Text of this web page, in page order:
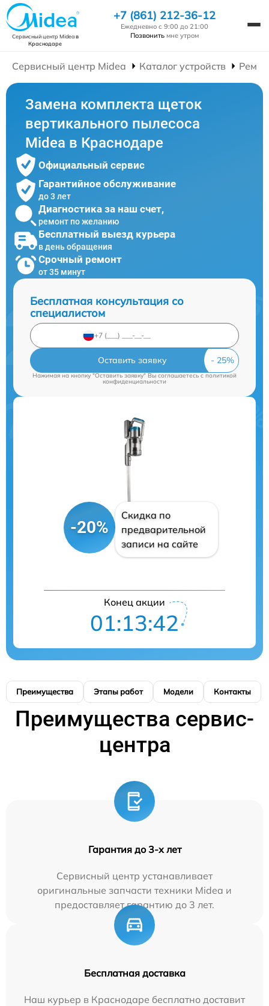
Сервисный центр Mideaв
Краснодаре
+7 (861) 212-36-12
Ежедневно с 9:00 до 21:00
Позвонить мне утром
Сервисный центр Midea Каталог устройств
Замена комплекта щеток
вертикального пылесоса
Midea в Краснодаре
Официальный сервис
Гарантийное обслуживание
до 3 лет
Диагностика за наш счет,
ремонт по желанию
Бесплатный выезд курьера
в день обращения
Срочный ремонт
от 35 минут
Бесплатная консультация со
специалистом
Оставить заявку
Нажимая на кнопку "Оставить заявку" Вы соглашаетесь cполитикой
конфиденциальности
-20%
Скидка по
предварительной
записи на сайте
Конец акции
01:13:41
Преимущества Этапы работ Модели Контакты
Преимущества сервис-
центра
Гарантия до 3-х лет
Сервисный центр устанавливает
оригинальные запчасти техники Midea и
предоставляет гарантию до 3 лет.
Бесплатная доставка
Наш курьер в Краснодаре бесплатно доставит